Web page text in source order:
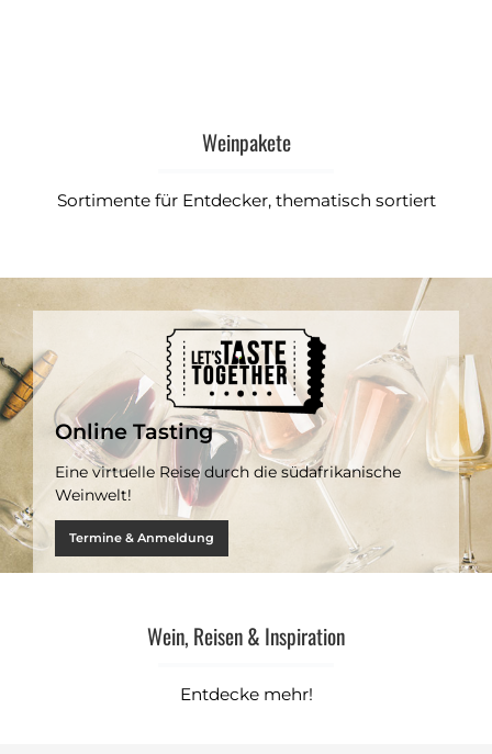
Weinpakete
Sortimente für Entdecker, thematisch sortiert
Online Tasting
Eine virtuelle Reise durch die südafrikanische
Weinwelt!
Termine & Anmeldung
Wein, Reisen & Inspiration
Entdecke mehr!